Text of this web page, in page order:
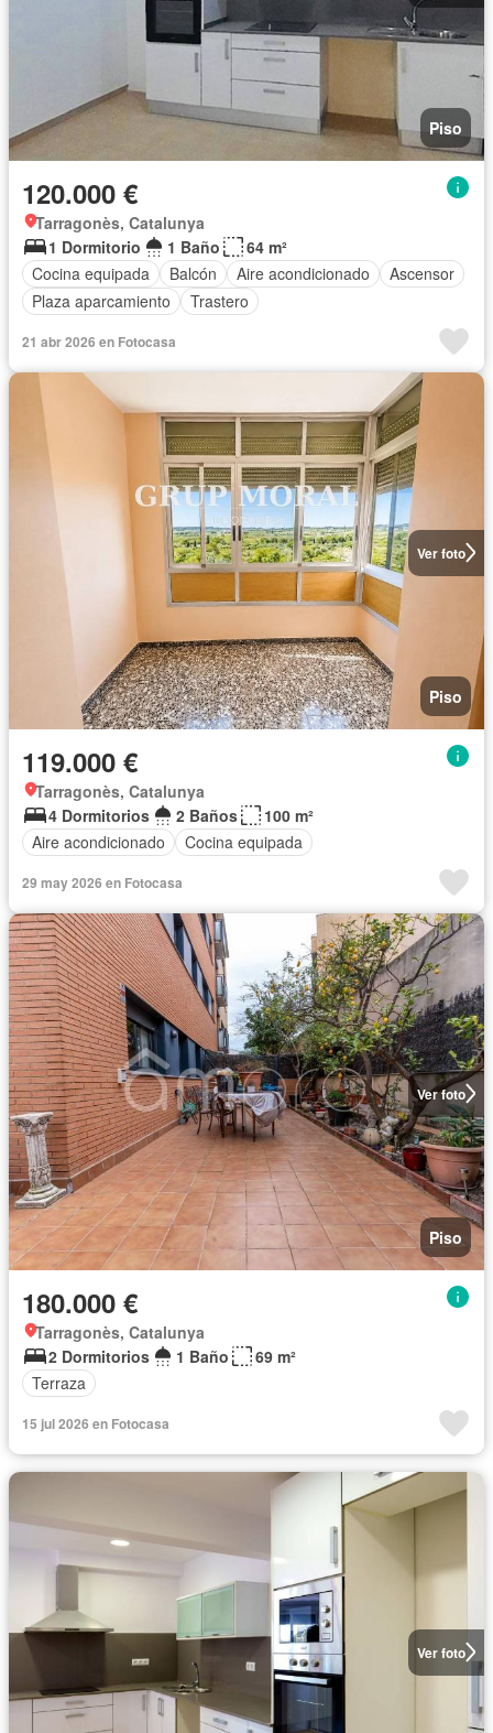
Piso
120.000 €
Tarragonès, Catalunya
1 Dormitorio
1 Baño
64 m²
Cocina equipada
Balcón Aire acondicionado
Ascensor
Plaza aparcamiento
Trastero
21 abr 2026 en Fotocasa
Ver foto
Piso
119.000 €
Tarragonès, Catalunya
4 Dormitorios
2 Baños
100 m²
Aire acondicionado
Cocina equipada
29 may 2026 en Fotocasa
Ver foto
Piso
180.000 €
Tarragonès, Catalunya
2 Dormitorios
1 Baño
69 m²
Terraza
15 jul 2026 en Fotocasa
Ver foto